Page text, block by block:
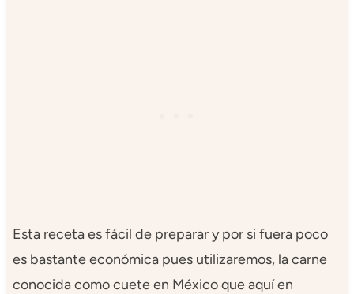
Esta receta es fácil de preparar y por si fuera poco
es bastante económica pues utilizaremos, la carne
conocida como cuete en México que aquí en